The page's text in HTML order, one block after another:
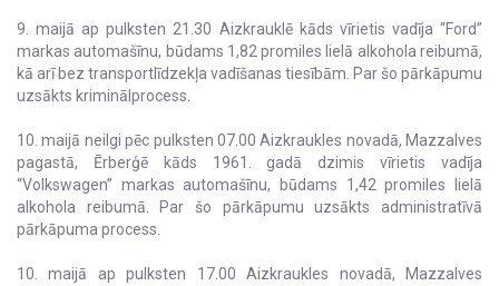
9. maijā ap pulksten 21.30 Aizkrauklē kāds vīrietis vadīja “Ford”
markas automašīnu, būdams 1,82 promiles lielā alkohola reibumā,
kā arī bez transportlīdzekļa vadīšanas tiesībām. Par šo pārkāpumu
uzsākts kriminālprocess.
10. maijā neilgi pēc pulksten 07.00 Aizkraukles novadā, Mazzalves
pagastā, Ērberģē kāds 1961. gadā dzimis vīrietis vadīja
“Volkswagen” markas automašīnu, būdams 1,42 promiles lielā
alkohola reibumā. Par šo pārkāpumu uzsākts administratīvā
pārkāpuma process.
10. maijā ap pulksten 17.00 Aizkraukles novadā, Mazzalves